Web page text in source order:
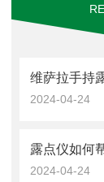
2024-04-24
2024-04-24